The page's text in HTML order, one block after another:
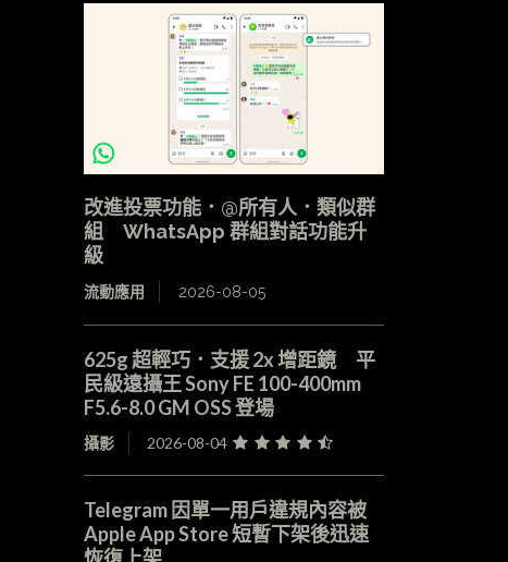
改進投票功能．@所有人．類似群
組 WhatsApp 群組對話功能升
級
流動應用 2026-08-05
625g 超輕巧．支援 2x 增距鏡 平
民級遠攝王 Sony FE 100-400mm
F5.6-8.0 GM OSS 登場
攝影 2026-08-04
Telegram 因單一用戶違規內容被
Apple App Store 短暫下架後迅速